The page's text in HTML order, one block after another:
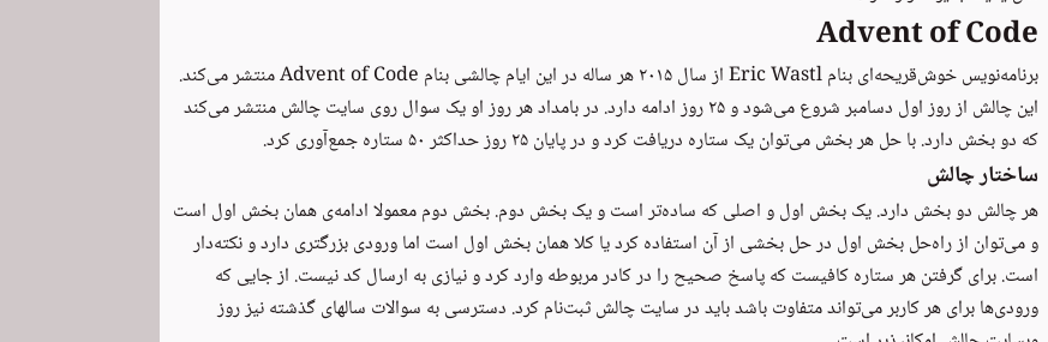
Advent of Code
برنامه‌نویس خوش‌قریحه‌ای بنامEric Wastlاز سال ۲۰۱۵ هر ساله در این ایام چالشی بنام Advent of Codeمنتشر می‌کند.
این چالش از روز اول دسامبر شروع می‌شود و ۲۵ روز ادامه دارد. در بامداد هر روز او یک سوال روی سایت چالش منتشر می‌کند
که دو بخش دارد. با حل هر بخش می‌توان یک ستاره دریافت کرد و در پایان ۲۵ روز حداکثر ۵۰ ستاره جمع‌آوری کرد.
ساختار چالش
هر چالش دو بخش دارد. یک بخش اول و اصلی که ساده‌تر است و یک بخش دوم. بخش دوم معمولا ادامه‌ی همان بخش اول است
و می‌توان از راه‌حل بخش اول در حل بخشی از آن استفاده کرد یا کلا همان بخش اول است اما ورودی بزرگتری دارد و نکته‌دار
است. برای گرفتن هر ستاره کافیست که پاسخ صحیح را در کادر مربوطه وارد کرد و نیازی به ارسال کد نیست. از جایی که
ورودی‌ها برای هر کاربر می‌تواند متفاوت باشد باید در سایت چالش ثبت‌نام کرد. دسترسی به سوالات سالهای گذشته نیز روز